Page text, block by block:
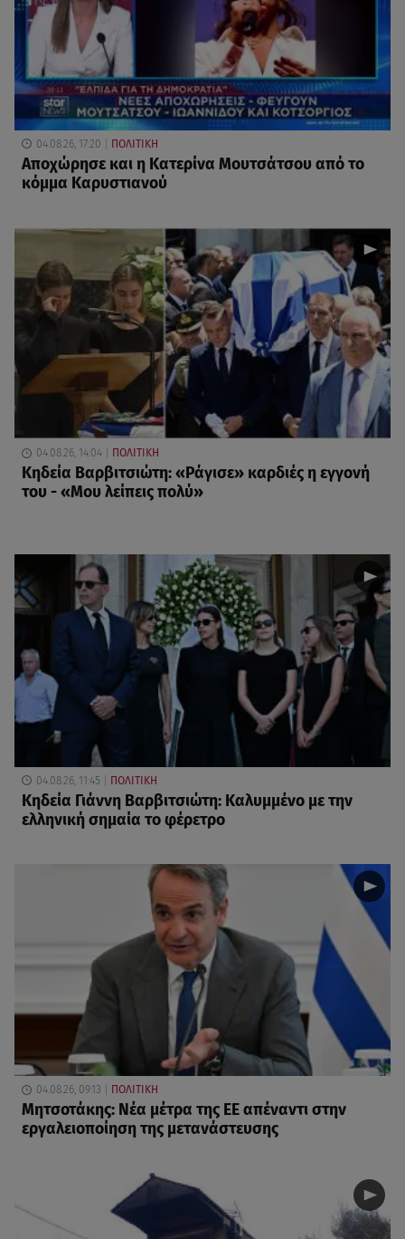
04.08.26, 17:20 ΠΟΛΙΤΙΚΗ
Αποχώρησε και η Κατερίνα Μουτσάτσου από το
κόμμα Καρυστιανού
04.08.26, 14:04 ΠΟΛΙΤΙΚΗ
Κηδεία Βαρβιτσιώτη: «Ράγισε» καρδιές η εγγονή
του - «Μου λείπεις πολύ»
04.08.26, 11:45 ΠΟΛΙΤΙΚΗ
Κηδεία Γιάννη Βαρβιτσιώτη: Καλυμμένο με την
ελληνική σημαία το φέρετρο
04.08.26, 09:13 ΠΟΛΙΤΙΚΗ
Μητσοτάκης: Νέα μέτρα της ΕΕ απέναντι στην
εργαλειοποίηση της μετανάστευσης